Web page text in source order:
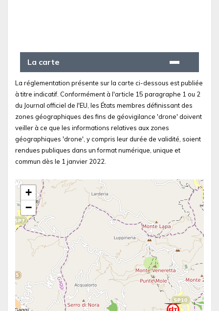
La carte
La réglementation présente sur la carte ci-dessous est publiée
à titre indicatif. Conformément à l'article 15 paragraphe 1 ou 2
du Journal officiel de l'EU, les États membres définissant des
zones géographiques des fins de géovigilance 'drone' doivent
veiller à ce que les informations relatives aux zones
géographiques 'drone', y compris leur durée de validité, soient
rendues publiques dans un format numérique, unique et
commun dès le 1 janvier 2022.